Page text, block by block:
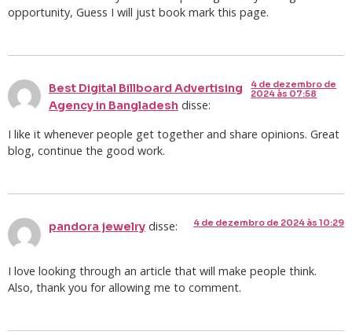
opportunity, Guess I will just book mark this page.
Best Digital Billboard Advertising
Agency in Bangladesh disse:
4 de dezembro de
2024 às 07:58
I like it whenever people get together and share opinions. Great
blog, continue the good work.
pandora jewelry disse: 4 de dezembro de 2024 às 10:29
I love looking through an article that will make people think.
Also, thank you for allowing me to comment.